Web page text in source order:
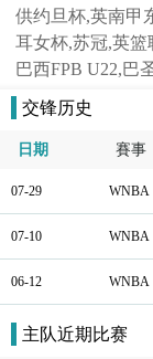
供约旦杯,英南甲
耳女杯,苏冠,英
巴西FPB U22,巴
交锋历史
日期 賽事
07-29 WNBA
07-10 WNBA
06-12 WNBA
主队近期比赛